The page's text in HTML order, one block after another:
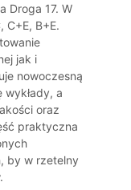
Droga 17. W
B+E.
jak i
nowoczesną
a
oraz
praktyczna
by w rzetelny